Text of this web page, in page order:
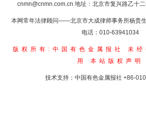
cnmn@cnmn.com.cn 地址：北京市复兴路乙十
本网常年法律顾问——北京市大成律师事务所杨贵
电话：010-63941034
版权所有:中国有色金属报社
未经
用 本站版权声明
技术支持：中国有色金属报社 +86-